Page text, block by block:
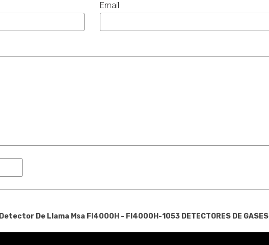
Email
Detector De Llama Msa Fl4000H - Fl4000H-1053 DETECTORES DE GASES